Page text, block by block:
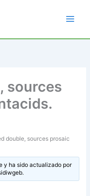
sources
double, sources prosaic
y ha sido actualizado por
.